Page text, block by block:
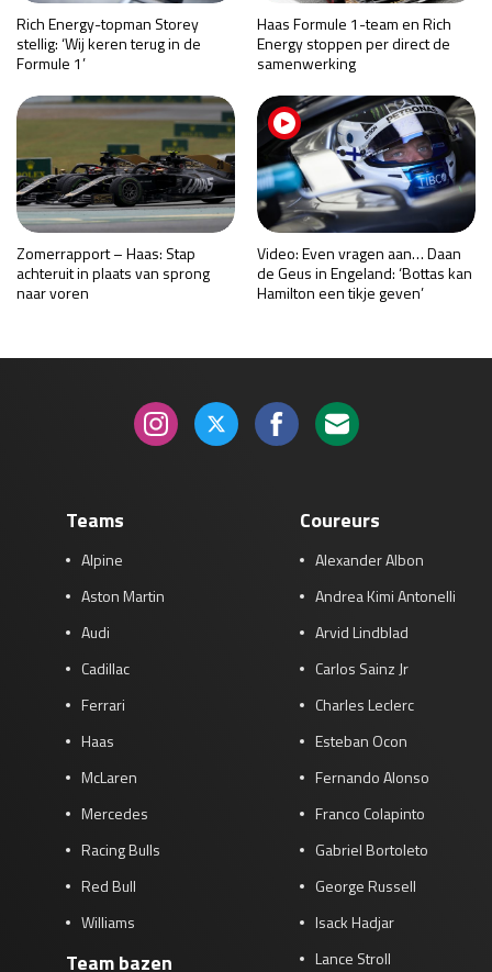
Rich Energy-topman Storey
stellig: ‘Wij keren terug in de
Formule 1’
Haas Formule 1-team en Rich
Energy stoppen per direct de
samenwerking
Zomerrapport – Haas: Stap
achteruit in plaats van sprong
naar voren
Video: Even vragen aan… Daan
de Geus in Engeland: ‘Bottas kan
Hamilton een tikje geven’
Teams
Alpine
Aston Martin
Audi
Cadillac
Ferrari
Haas
McLaren
Mercedes
Racing Bulls
Red Bull
Williams
Team bazen
Coureurs
Alexander Albon
Andrea Kimi Antonelli
Arvid Lindblad
Carlos Sainz Jr
Charles Leclerc
Esteban Ocon
Fernando Alonso
Franco Colapinto
Gabriel Bortoleto
George Russell
Isack Hadjar
Lance Stroll